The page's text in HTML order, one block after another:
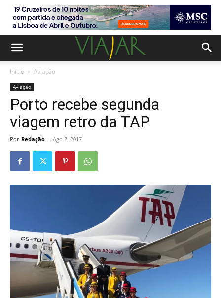
Início Aviação
Aviação
Porto recebe segunda
viagem retro da TAP
Por Redação - Ago 2, 2017